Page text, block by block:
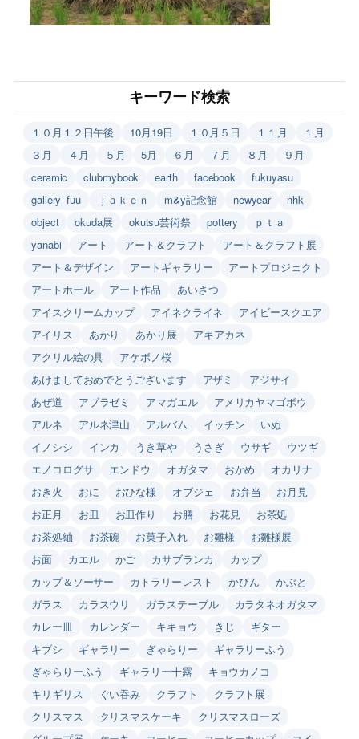
キーワード検索
１０月１２日午後 10月19日 １０月５日 １１月
１月
３月
４月 ５月 5月 ６月 ７月 ８月
９月
ceramic
clubmybook earth facebook
fukuyasu
gallery_fuu
ｊａｋｅｎ m&y記念館 newyear
nhk
object
okuda展 okutsu芸術祭 pottery
ｐｔａ
yanabi
アート アート＆クラフト
アート＆クラフト展
アート＆デザイン
アートギャラリー
アートプロジェクト
アートホール
アート作品
あいさつ
アイスクリームカップ
アイネクライネ
アイビースクエア
アイリス
あかり あかり展
アキアカネ
アクリル絵の具
アケボノ桜
あけましておめでとうございます
アザミ
アジサイ
あぜ道
アブラゼミ アマガエル
アメリカヤマゴボウ
アルネ
アルネ津山 アルバム イッチン
いぬ
イノシシ
インカ うき草や うさぎ ウサギ
ウツギ
エノコログサ
エンドウ オガタマ おかめ
オカリナ
おき火
おに おひな様 オブジェ お弁当
お月見
お正月
お皿 お皿作り お膳 お花見
お茶処
お茶処紬
お茶碗 お菓子入れ お雛様
お雛様展
お面
カエル かご カサブランカ
カップ
カップ＆ソーサー
カトラリーレスト かびん
かぶと
ガラス
カラスウリ ガラステーブル
カラタネオガタマ
カレー皿
カレンダー キキョウ きじ
ギター
キブシ
ギャラリー ぎゃらりー
ギャラリーふう
ぎゃらりーふう
ギャラリー十露
キョウカノコ
キリギリス
ぐい吞み クラフト
クラフト展
クリスマス
クリスマスケーキ
クリスマスローズ